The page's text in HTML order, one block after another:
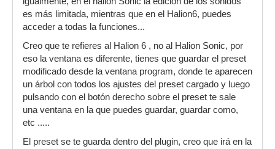
es más limitada, mientras que en el Halion6, puedes
acceder a todas la funciones...
Creo que te refieres al Halion 6 , no al Halion Sonic, por
eso la ventana es diferente, tienes que guardar el preset
modificado desde la ventana program, donde te aparecen
un árbol con todos los ajustes del preset cargado y luego
pulsando con el botón derecho sobre el preset te sale
una ventana en la que puedes guardar, guardar como,
etc .....
El preset se te guarda dentro del plugin, creo que irá en la